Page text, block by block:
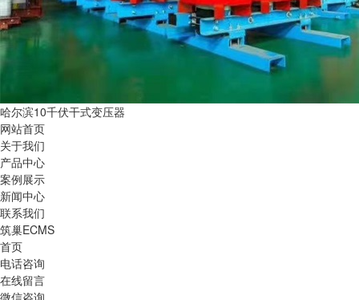
哈尔滨10千伏干式变压器
网站首页
关于我们
产品中心
案例展示
新闻中心
联系我们
筑巢ECMS
首页
电话咨询
在线留言
微信咨询